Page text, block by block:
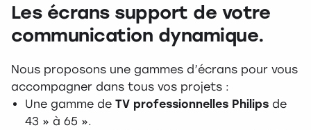
Les écrans support de votre
communication dynamique.
Nous proposons une gammes d’écrans pour vous
accompagner dans tous vos projets :
Une gamme de TV professionnelles Philips de
43 » à 65 ».